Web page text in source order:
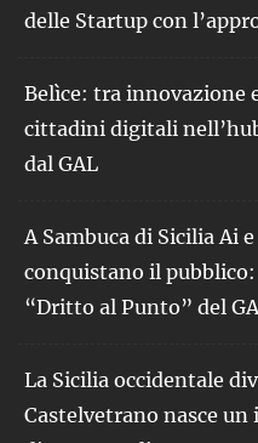
delle Startup con
Belìce: tra innovazione
cittadini digitali
dal GAL
A Sambuca di Sicilia Ai
conquistano il
“Dritto al Punto” del
La Sicilia occidentale
Castelvetrano nasce